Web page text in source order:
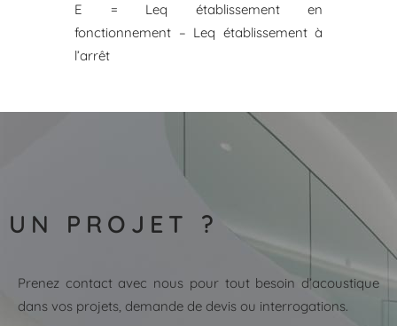
E = Leq établissement en
fonctionnement – Leq établissement à
l’arrêt
UN PROJET ?
Prenez contact avec nous pour tout besoin d’acoustique
dans vos projets, demande de devis ou interrogations.